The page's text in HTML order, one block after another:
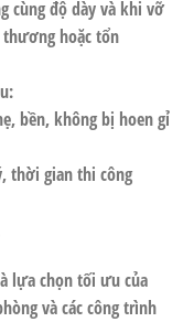
cùng độ dày và khi vỡ
hoặc tổn
bền, không bị hoen gỉ
gian thi công
lựa chọn tối ưu của
và các công trình